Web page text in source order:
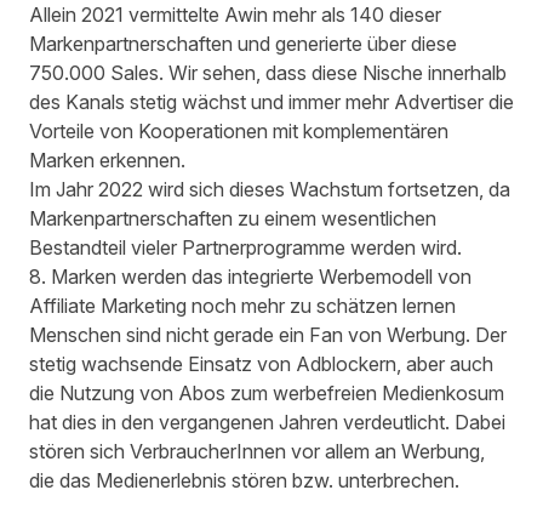
Allein 2021 vermittelte Awin mehr als 140 dieser
Markenpartnerschaften und generierte über diese
750.000 Sales. Wir sehen, dass diese Nische innerhalb
des Kanals stetig wächst und immer mehr Advertiser die
Vorteile von Kooperationen mit komplementären
Marken erkennen.
Im Jahr 2022 wird sich dieses Wachstum fortsetzen, da
Markenpartnerschaften zu einem wesentlichen
Bestandteil vieler Partnerprogramme werden wird.
8. Marken werden das integrierte Werbemodell von
Affiliate Marketing noch mehr zu schätzen lernen
Menschen sind nicht gerade ein Fan von Werbung. Der
stetig wachsende Einsatz von Adblockern, aber auch
die Nutzung von Abos zum werbefreien Medienkosum
hat dies in den vergangenen Jahren verdeutlicht. Dabei
stören sich VerbraucherInnen vor allem an Werbung,
die das Medienerlebnis stören bzw. unterbrechen.